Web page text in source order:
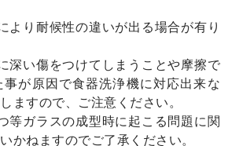
より耐候性の違いが出る場合が有り
深い傷をつけてしまうことや摩擦で
事が原因で食器洗浄機に対応出来な
ますので、ご注意ください。
等ガラスの成型時に起こる問題に関
かねますのでご了承ください。